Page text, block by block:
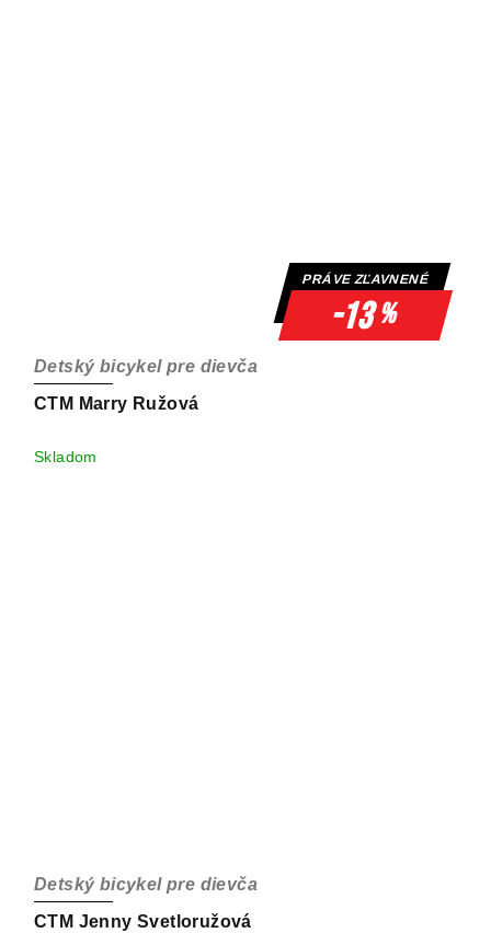
PRÁVE ZĽAVNENÉ
-13%
CTM Marry Ružová
Detský bicykel pre dievča
Skladom
CTM Jenny Svetloružová
Detský bicykel pre dievča